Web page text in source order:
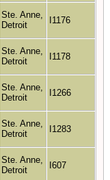
Ste. Anne,
Detroit
I1176
Ste. Anne,
Detroit
I1178
Ste. Anne,
Detroit
I1266
Ste. Anne,
Detroit
I1283
Ste. Anne,
Detroit
I607